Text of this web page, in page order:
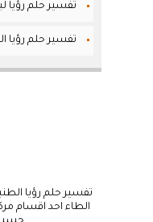
تفسير حلم
تفسير حلم رؤيا
تفسير حلم رؤيا
الطاء احد اقسام